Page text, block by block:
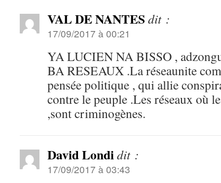
VAL DE NANTES dit :
17/09/2017 à 00:21
YA LUCIEN NA BISSO ,
BA RESEAUX .La réseaunite
pensée politique , qui allie
contre le peuple .Les réseaux où
,sont criminogènes.
David Londidit :
17/09/2017 à 03:43